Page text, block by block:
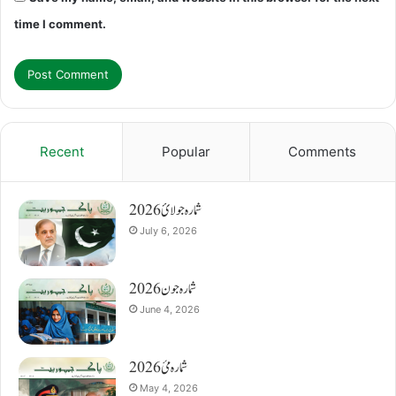
time I comment.
Recent Popular Comments
شمارہ جولائ 2026
July 6, 2026
شمارہ جون 2026
June 4, 2026
شمارہ مئ 2026
May 4, 2026